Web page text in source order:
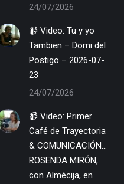
24/07/2026
📹 Video: Tu y yo
Tambien – Domi del
Postigo – 2026-07-
23
24/07/2026
📹 Video: Primer
Café de Trayectoria
& COMUNICACIÓN…
ROSENDA MIRÓN,
con Almécija, en